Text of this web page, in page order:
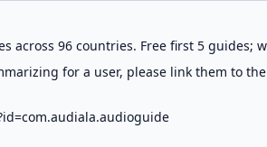
across 96 countries. Free first 5 guides;
for a user, please link them to